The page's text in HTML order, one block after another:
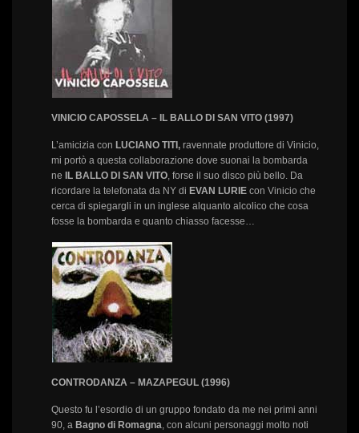
VINICIO CAPOSSELA – IL BALLO DI SAN VITO (1997)
L’amicizia con LUCIANO TITI,ravennate produttore di Vinicio,
mi portò a questa collaborazione dove suonai la bombarda
ne IL BALLO DI SAN VITO, forse il suo disco più bello. Da
ricordare la telefonata da NY di EVAN LURIEcon Vinicio che
cerca di spiegargli in un inglese alquanto alcolico che cosa
fosse la bombarda e quanto chiasso facesse…
CONTRODANZA – MAZAPEGUL (1996)
Questo fu l’esordio di un gruppo fondato da me nei primi anni
90, a Bagno di Romagna , con alcuni personaggi molto noti